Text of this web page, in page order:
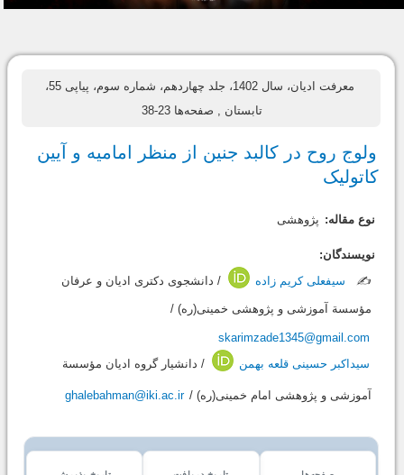
معرفت ادیان، سال 1402، جلد چهاردهم، شماره سوم، پیاپی 55،
تابستان , صفحه‌ها 23-38
ولوج روح در کالبد جنین از منظر امامیه و آیین
کاتولیک
نوع مقاله: پژوهشی
نویسندگان:
✍️
سیفعلی کریم زاده / دانشجوی دکتری ادیان و عرفان
مؤسسة آموزشی و پژوهشی خمینی(ره) /
skarimzade1345@gmail.com
سیداکبر حسینی قلعه بهمن
/ دانشیار گروه ادیان مؤسسة
آموزشی و پژوهشی امام خمینی(ره) / ghalebahman@iki.ac.ir